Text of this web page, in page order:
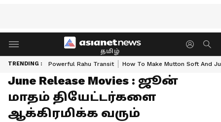
தமிழ்
TRENDING : Powerful Rahu Transit How To Make Mutton Soft And
June Release Movies : ஜூன்
மாதம் தியேட்டர்களை
ஆக்கிரமிக்க வரும்